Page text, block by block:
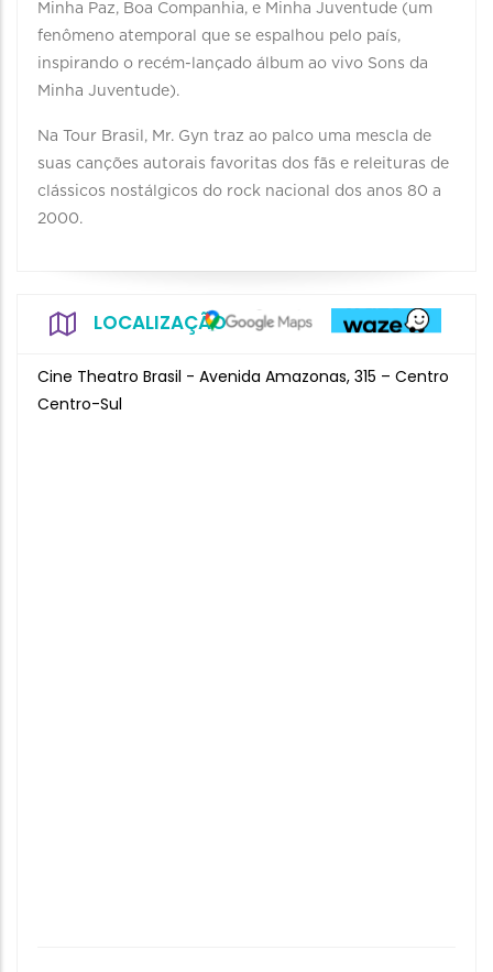
Minha Paz, Boa Companhia, e Minha Juventude (um
fenômeno atemporal que se espalhou pelo país,
inspirando o recém-lançado álbum ao vivo Sons da
Minha Juventude).
Na Tour Brasil, Mr. Gyn traz ao palco uma mescla de
suas canções autorais favoritas dos fãs e releituras de
clássicos nostálgicos do rock nacional dos anos 80 a
2000.
LOCALIZAÇÃO
Cine Theatro Brasil - Avenida Amazonas, 315 – Centro
Centro-Sul